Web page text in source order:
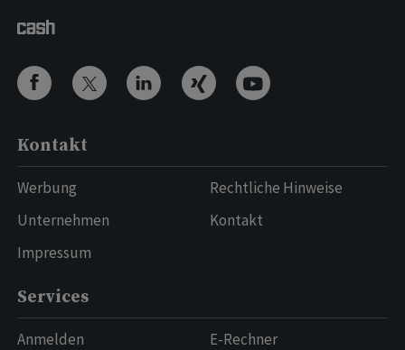
Kontakt
Werbung
Unternehmen
Impressum
Rechtliche Hinweise
Kontakt
Services
Anmelden
E-Rechner